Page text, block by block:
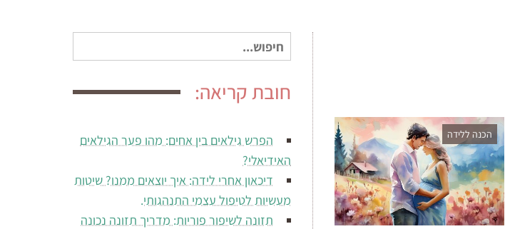
הכנה ללידה
חיפוש
עבור:
חובת קריאה:
הפרש גילאים בין אחים: מהו פער הגילאים
האידיאלי?
דיכאון אחרי לידה: איך יוצאים ממנו? שיטות
מעשיות לטיפול עצמי התנהגותי.
תזונה לשיפור פוריות: מדריך תזונה נכונה